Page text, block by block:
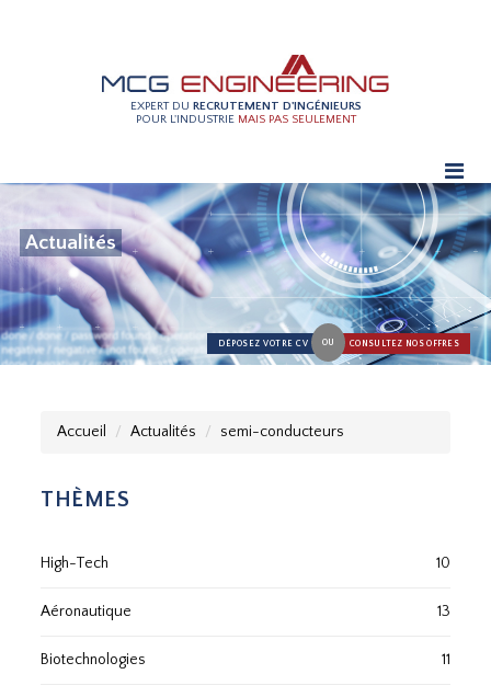
EXPERT DU RECRUTEMENT D'INGÉNIEURS
POUR L'INDUSTRIE MAIS PAS SEULEMENT
Actualités
DÉPOSEZ VOTRE CV OU CONSULTEZ NOS OFFRES
Accueil Actualités semi-conducteurs
THÈMES
High-Tech 10
Aéronautique 13
Biotechnologies 11